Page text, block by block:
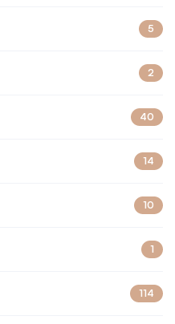
5
2
40
14
10
1
114